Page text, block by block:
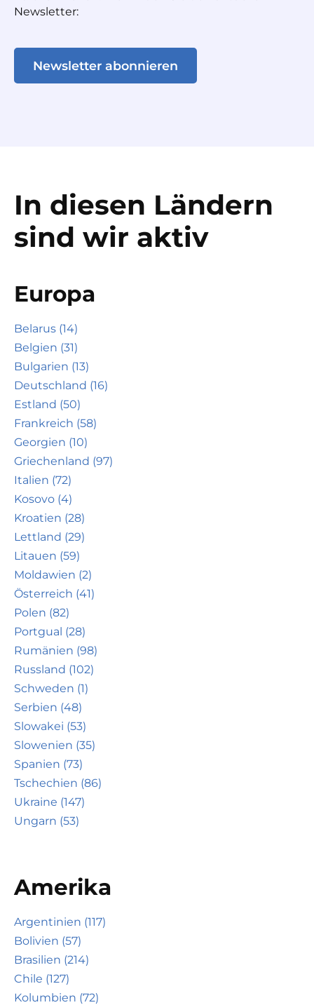
Newsletter:
Newsletter abonnieren
In diesen Ländern
sind wir aktiv
Europa
Belarus (14)
Belgien (31)
Bulgarien (13)
Deutschland (16)
Estland (50)
Frankreich (58)
Georgien (10)
Griechenland (97)
Italien (72)
Kosovo (4)
Kroatien (28)
Lettland (29)
Litauen (59)
Moldawien (2)
Österreich (41)
Polen (82)
Portgual (28)
Rumänien (98)
Russland (102)
Schweden (1)
Serbien (48)
Slowakei (53)
Slowenien (35)
Spanien (73)
Tschechien (86)
Ukraine (147)
Ungarn (53)
Amerika
Argentinien (117)
Bolivien (57)
Brasilien (214)
Chile (127)
Kolumbien (72)